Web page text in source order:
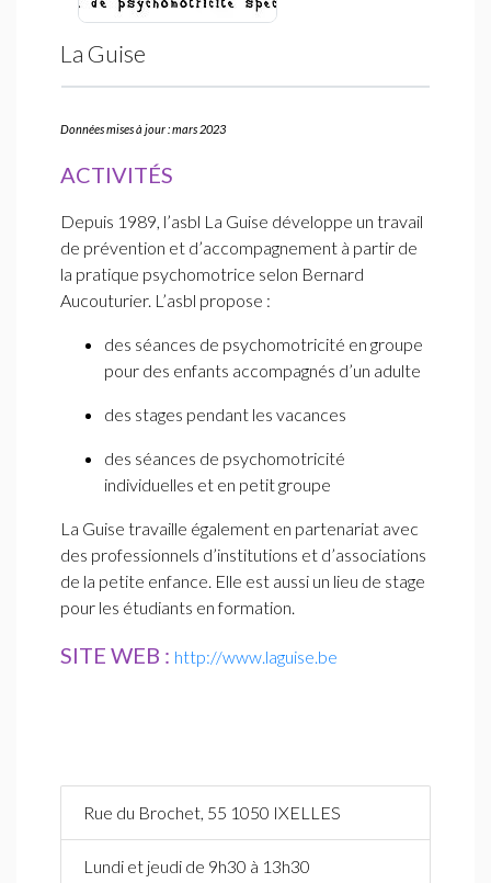
La Guise
Données mises à jour : mars 2023
ACTIVITÉS
Depuis 1989, l’asbl La Guise développe un travail
de prévention et d’accompagnement à partir de
la pratique psychomotrice selon Bernard
Aucouturier. L’asbl propose :
des séances de psychomotricité en groupe
pour des enfants accompagnés d’un adulte
des stages pendant les vacances
des séances de psychomotricité
individuelles et en petit groupe
La Guise travaille également en partenariat avec
des professionnels d’institutions et d’associations
de la petite enfance. Elle est aussi un lieu de stage
pour les étudiants en formation.
SITE WEB : http://www.laguise.be
Rue du Brochet, 55 1050 IXELLES
Lundi et jeudi de 9h30 à 13h30